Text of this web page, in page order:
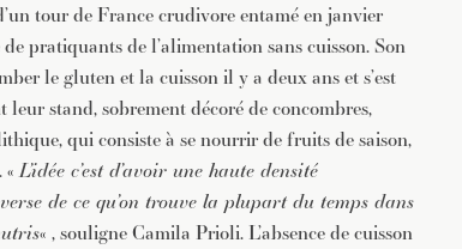
tour de France crudivore entamé en janvier
pratiquants de l’alimentation sans cuisson. Son
le gluten et la cuisson il y a deux ans et s’est
stand, sobrement décoré de concombres,
qui consiste à se nourrir de fruits de saison,
«L’idée c’est d’avoir une haute densité
de ce qu’on trouve la plupart du temps dans
« , souligne Camila Prioli. L’absence de cuisson